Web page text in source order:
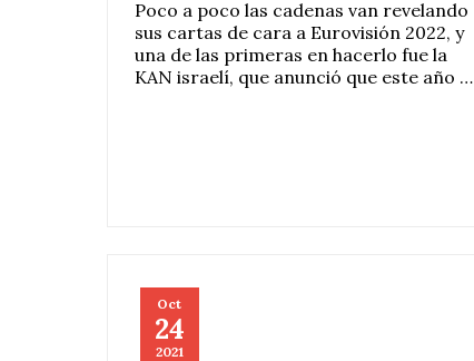
Poco a poco las cadenas van revelando
sus cartas de cara a Eurovisión 2022, y
una de las primeras en hacerlo fue la
KAN israelí, que anunció que este año …
Oct
24
2021